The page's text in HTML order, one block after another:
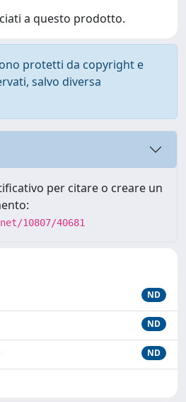
a questo prodotto.
protetti da copyright e
salvo diversa
per citare o creare un
10807/40681
ND
ND
ND